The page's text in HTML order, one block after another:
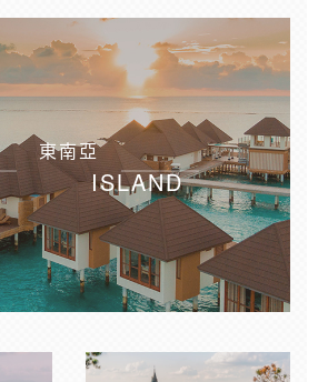
ISLAND
東南亞